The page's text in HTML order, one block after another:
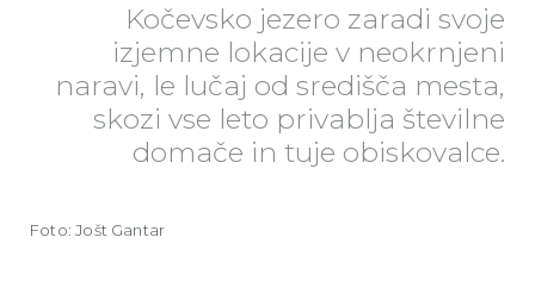
Kočevsko jezero zaradi svoje
izjemne lokacije v neokrnjeni
naravi, le lučaj od središča mesta,
skozi vse leto privablja številne
domače in tuje obiskovalce.
Foto: Jošt Gantar